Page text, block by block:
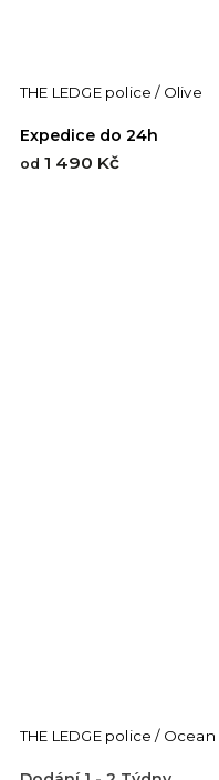
THE LEDGE police / Olive
Expedice do 24h
od 1 490 Kč
THE LEDGE police / Ocean